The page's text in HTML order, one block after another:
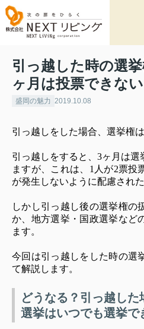
引っ越した時の選
ヶ月は投票できな
盛岡の魅力 2019.10.08
引っ越しをした場合、選挙権
引っ越しをすると、3ヶ月は
ますが、これは、1人が2票投
が発生しないように配慮され
しかし引っ越し後の選挙権の
か、地方選挙・国政選挙など
ます。
今回は引っ越しをした時の選
て解説します。
どうなる？引っ越し
選挙はいつでも選挙で